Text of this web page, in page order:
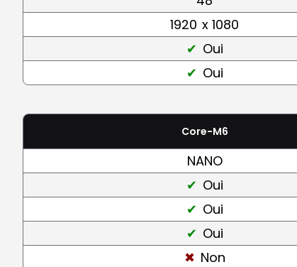
1920 x 1080
Oui
Oui
Core-M6
NANO
Oui
Oui
Oui
Non